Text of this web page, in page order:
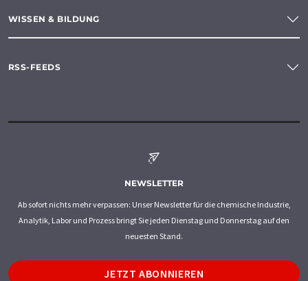
WISSEN & BILDUNG
RSS-FEEDS
NEWSLETTER
Ab sofort nichts mehr verpassen: Unser Newsletter für die chemische Industrie,
Analytik, Labor und Prozess bringt Sie jeden Dienstag und Donnerstag auf den
neuesten Stand.
JETZT ABONNIEREN